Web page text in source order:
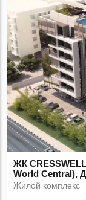
ЖК
World Central),
Жилой комплекс